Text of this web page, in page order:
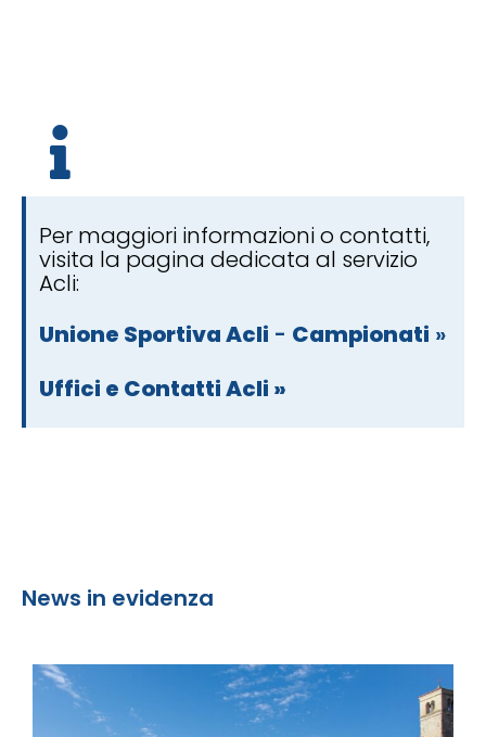
Per maggiori informazioni o contatti,
visita la pagina dedicata al servizio
Acli:
Unione Sportiva Acli - Campionati »
Uffici e Contatti Acli »
News in evidenza